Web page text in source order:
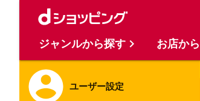
ユーザー設定
ジャンルから探す お店か